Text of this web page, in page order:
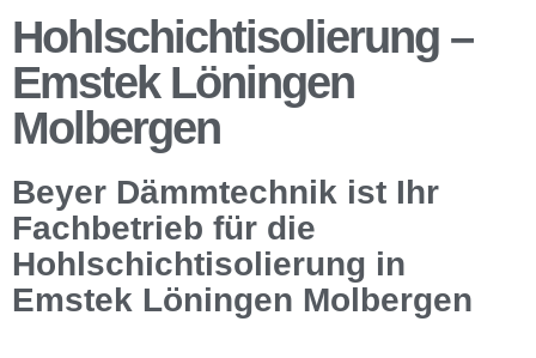
Hohlschichtisolierung –
Emstek Löningen
Molbergen
Beyer Dämmtechnik ist Ihr
Fachbetrieb für die
Hohlschichtisolierung in
Emstek Löningen Molbergen